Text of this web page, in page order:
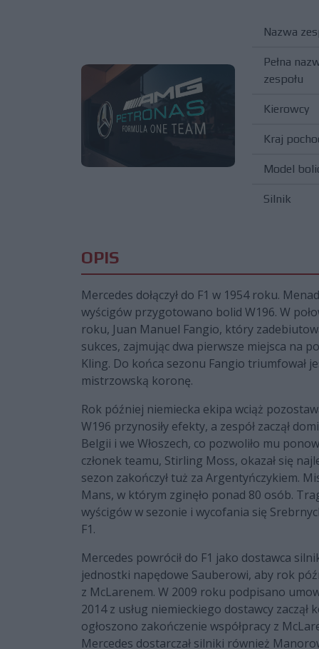
Nazwa
Pełna
zespołu
Kierowcy
Kraj
Model
Silnik
OPIS
Mercedes dołączył do F1 w 1954 roku.
wyścigów przygotowano bolid W196. W
roku, Juan Manuel Fangio, który
sukces, zajmując dwa pierwsze miejsca na
Kling. Do końca sezonu Fangio triumfował
mistrzowską koronę.
Rok później niemiecka ekipa wciąż
W196 przynosiły efekty, a zespół zaczął
Belgii i we Włoszech, co pozwoliło mu
członek teamu, Stirling Moss, okazał się
sezon zakończył tuż za Argentyńczykiem.
Mans, w którym zginęło ponad 80 osób.
wyścigów w sezonie i wycofania się
F1.
Mercedes powrócił do F1 jako dostawca
jednostki napędowe Sauberowi, aby rok
z McLarenem. W 2009 roku podpisano
2014 z usług niemieckiego dostawcy
ogłoszono zakończenie współpracy z
Mercedes dostarczał silniki również